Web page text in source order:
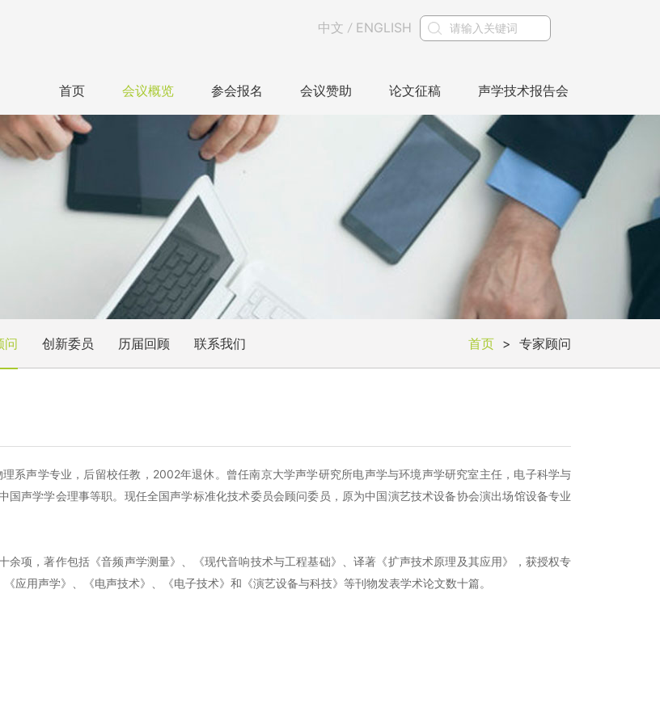
中文 / ENGLISH
首页 会议概览 参会报名 会议赞助 论文征稿 声学技术报告会
问 创新委员 历届回顾 联系我们 首页 > 专家顾问
系声学专业，后留校任教，2002年退休。曾任南京大学声学研究所电声学与环境声学研究室主任，电子科学与
国声学学会理事等职。现任全国声学标准化技术委员会顾问委员，原为中国演艺技术设备协会演出场馆设备专业
余项，著作包括《音频声学测量》、《现代音响技术与工程基础》、译著《扩声技术原理及其应用》，获授权专
应用声学》、《电声技术》、《电子技术》和《演艺设备与科技》等刊物发表学术论文数十篇。